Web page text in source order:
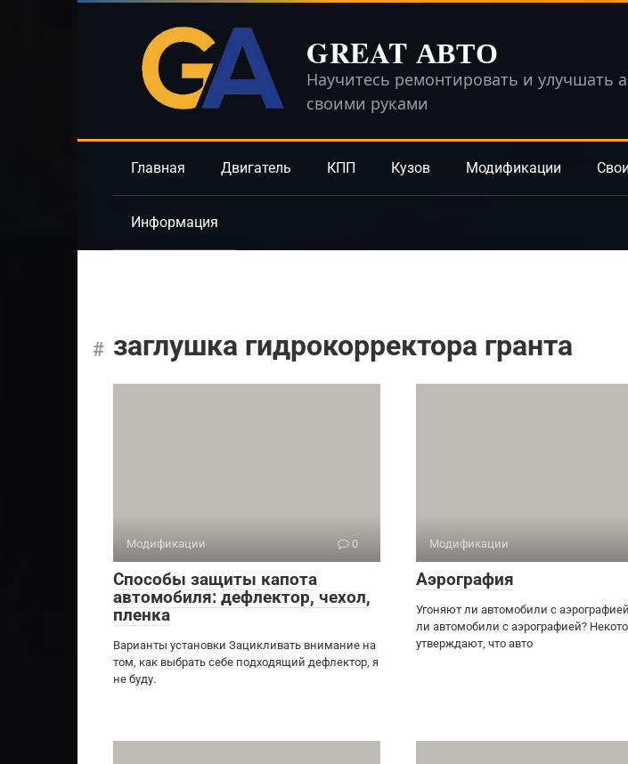
GREAT АВТО
Научитесь ремонтировать и улучшать
своими руками
Главная Двигатель КПП Кузов Модификации
Информация
заглушка гидрокорректора гранта
Модификации 0
Способы защиты капота
автомобиля: дефлектор, чехол,
пленка
Варианты установки Зацикливать внимание на
том, как выбрать себе подходящий дефлектор, я
не буду.
Модификации
Аэрография
Угоняют ли автомобили с
ли автомобили с аэрографией?
утверждают, что авто